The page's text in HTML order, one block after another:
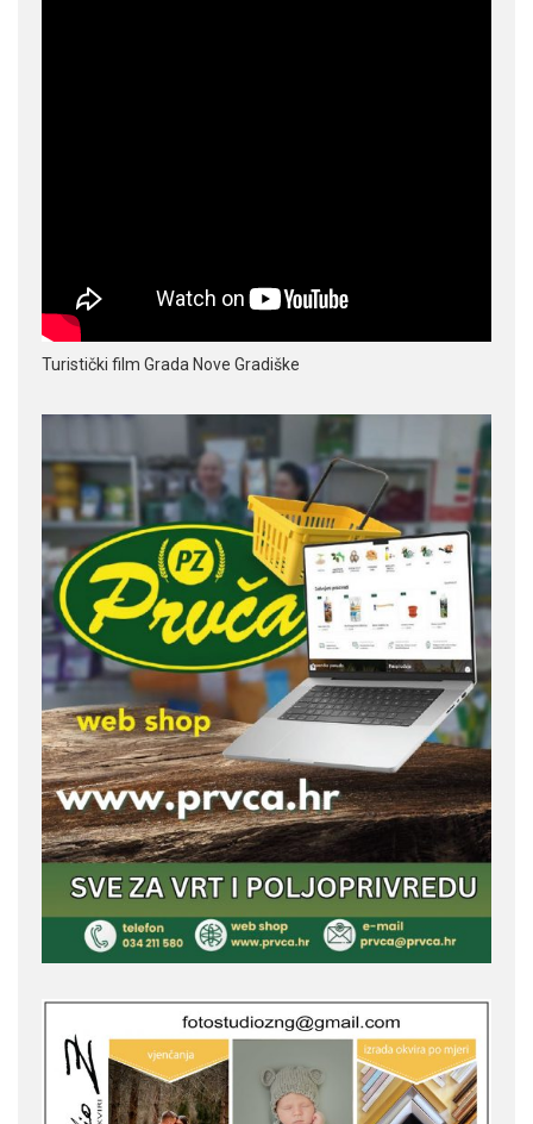
Turistički film Grada Nove Gradiške